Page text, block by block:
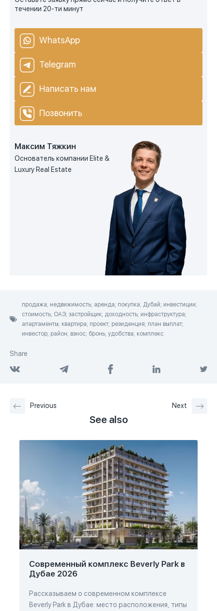
течении 20-ти минут
WhatsApp
Telegram
Написать нам
Позвонить
Максим Тяжкин
Основатель компании Elite &
Luxury Real Estate
продажа; недвижимость; аренда; покупка; Дубай; инвестиции;
стоимость; ОАЭ; застройщик; доходность; инфраструктура;
апартаменты; квартира; проект; резиденция; план выплат;
инвестор; район; взнос; бронь; удобства; комплекс
Share
Previous Next
See also
Современный комплекс Beverly Park в
Дубае 2026
Рассказываем о современном комплексе
Beverly Park в Дубае: место расположения, типы